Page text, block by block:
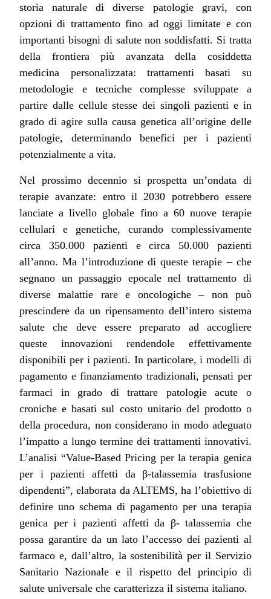
storia naturale di diverse patologie gravi, con
opzioni di trattamento fino ad oggi limitate e con
importanti bisogni di salute non soddisfatti. Si tratta
della frontiera più avanzata della cosiddetta
medicina personalizzata: trattamenti basati su
metodologie e tecniche complesse sviluppate a
partire dalle cellule stesse dei singoli pazienti e in
grado di agire sulla causa genetica all’origine delle
patologie, determinando benefici per i pazienti
potenzialmente a vita.
Nel prossimo decennio si prospetta un’ondata di
terapie avanzate: entro il 2030 potrebbero essere
lanciate a livello globale fino a 60 nuove terapie
cellulari e genetiche, curando complessivamente
circa 350.000 pazienti e circa 50.000 pazienti
all’anno. Ma l’introduzione di queste terapie – che
segnano un passaggio epocale nel trattamento di
diverse malattie rare e oncologiche – non può
prescindere da un ripensamento dell’intero sistema
salute che deve essere preparato ad accogliere
queste innovazioni rendendole effettivamente
disponibili per i pazienti. In particolare, i modelli di
pagamento e finanziamento tradizionali, pensati per
farmaci in grado di trattare patologie acute o
croniche e basati sul costo unitario del prodotto o
della procedura, non considerano in modo adeguato
l’impatto a lungo termine dei trattamenti innovativi.
L’analisi “Value-Based Pricing per la terapia genica
per i pazienti affetti da β-talassemia trasfusione
dipendenti”,elaborata da ALTEMS, ha l’obiettivo di
definire uno schema di pagamento per una terapia
genica per i pazienti affetti da β- talassemia che
possa garantire da un lato l’accesso dei pazienti al
farmaco e, dall’altro, la sostenibilità per il Servizio
Sanitario Nazionale e il rispetto del principio di
salute universale che caratterizza il sistema italiano.